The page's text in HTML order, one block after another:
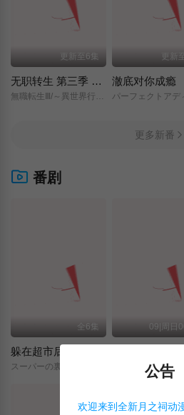
更新至6集
无职转生 第三季 ～到了异世界就拿出真本事～
無職転生Ⅲ/～異世界行ったら本気だす～/
更新
澈底对你成瘾
更多新番
番剧
全6集 09|周日
公告
欢迎来到全新月之祠动